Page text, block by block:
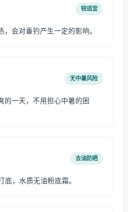
较适宜
会对垂钓产生一定的影响。
无中暑风险
的一天，不用担心中暑的困
去油防晒
底，水质无油粉底霜。